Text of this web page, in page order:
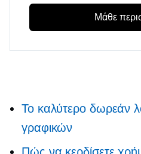
Μάθε
Το καλύτερο δωρεάν
γραφικών